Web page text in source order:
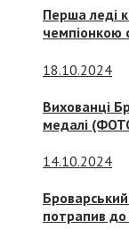
Перша леді
чемпіонкою
18.10.2024
Вихованці
медалі
14.10.2024
потрапив до